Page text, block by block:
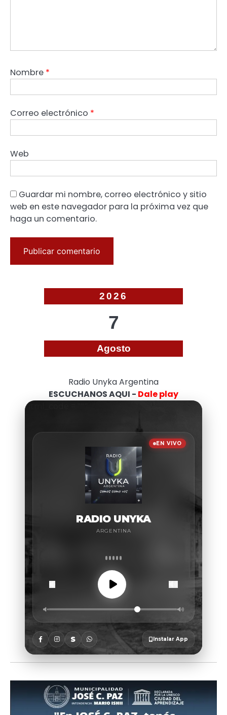
Nombre *
Correo electrónico *
Web
Guardar mi nombre, correo electrónico y sitio
web en este navegador para la próxima vez que
haga un comentario.
2026
7
Agosto
Radio Unyka Argentina
ESCUCHANOS AQUI - Dale play